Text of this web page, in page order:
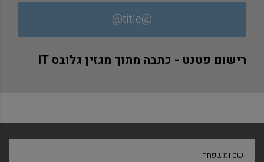
@title@
רישום פטנט - כתבה מתוך מגזין גלובס IT
שם ומשפחה